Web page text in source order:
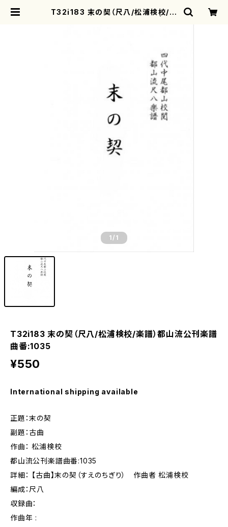
T32i183 末の契（尺八/松浦検校/楽
1 /1
T32i183 末の契（尺八/松浦検校/楽譜）都山流公刊楽譜
曲番:1035
¥550
International shipping available
正題：末の契
副題：古曲
作曲： 松浦検校
都山流公刊楽譜曲番:1035
詳細： 【古曲】末の契（すえのちぎり） 作曲者 松浦検校
編成：尺八
収録曲：
作曲年 :